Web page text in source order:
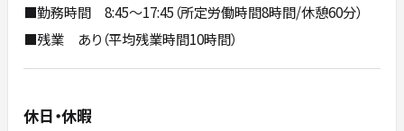
■勤務時間 8:45～17:45（所定労働時間8時間/休憩60分）
■残業 あり（平均残業時間10時間）
休日・休暇